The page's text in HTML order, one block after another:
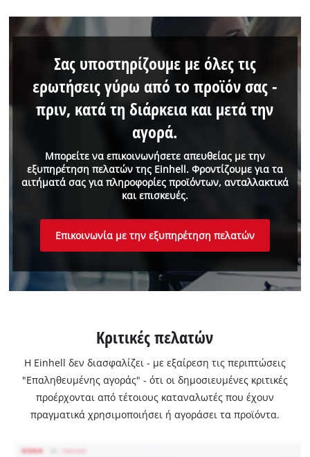
Μπορείτε να επικοινωνήσετε απευθείας με την
εξυπηρέτηση πελατών της Einhell. Φροντίζουμε για τα
αιτήματά σας για πληροφορίες προϊόντων, ανταλλακτικά
και επισκευές.
Σας υποστηρίζουμε με όλες τις
ερωτήσεις γύρω από το προϊόν σας -
πριν, κατά τη διάρκεια και μετά την
αγορά.
Επικοινωνία με την εξυπηρέτηση πελατών
Κριτικές πελατών
Η Einhell δεν διασφαλίζει - με εξαίρεση τις περιπτώσεις
"Επαληθευμένης αγοράς" - ότι οι δημοσιευμένες κριτικές
προέρχονται από τέτοιους καταναλωτές που έχουν
πραγματικά χρησιμοποιήσει ή αγοράσει τα προϊόντα.